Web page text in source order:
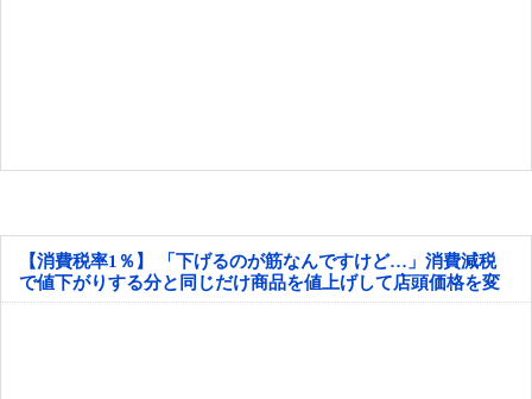
【消費税率1％】 「下げるのが筋なんですけど…」消費減税
で値下がりする分と同じだけ商品を値上げして店頭価格を変
えない店も